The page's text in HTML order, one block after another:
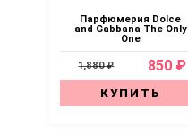
Парфюмерия Dolce
and Gabbana The Only
One
1,880 ₽ 850 ₽
КУПИТЬ